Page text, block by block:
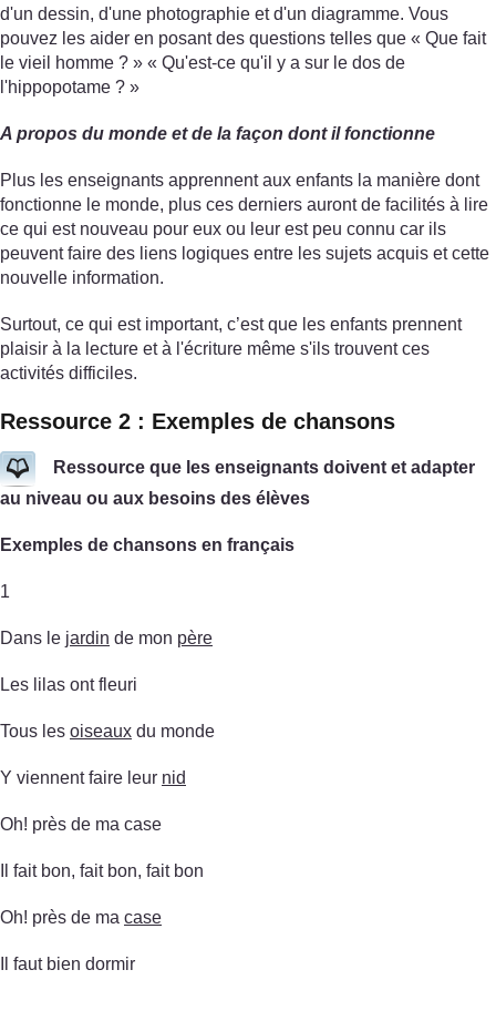
d'un dessin, d'une photographie et d'un diagramme. Vous
pouvez les aider en posant des questions telles que « Que fait
le vieil homme ? » « Qu'est-ce qu'il y a sur le dos de
l'hippopotame ? »
A propos du monde et de la façon dont il fonctionne
Plus les enseignants apprennent aux enfants la manière dont
fonctionne le monde, plus ces derniers auront de facilités à lire
ce qui est nouveau pour eux ou leur est peu connu car ils
peuvent faire des liens logiques entre les sujets acquis et cette
nouvelle information.
Surtout, ce qui est important, c’est que les enfants prennent
plaisir à la lecture et à l'écriture même s'ils trouvent ces
activités difficiles.
Ressource 2 : Exemples de chansons
Ressource que les enseignants doivent et adapter
au niveau ou aux besoins des élèves
Exemples de chansons en français
1
Dans le jardin de mon père
Les lilas ont fleuri
Tous les oiseaux du monde
Y viennent faire leur nid
Oh! près de ma case
Il fait bon, fait bon, fait bon
Oh! près de ma case
Il faut bien dormir